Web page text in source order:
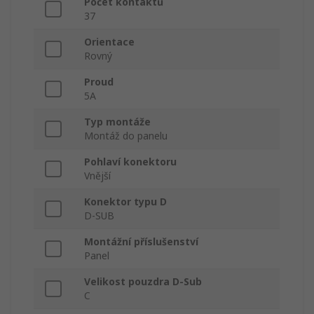
37
Orientace
Rovný
Proud
5A
Typ montáže
Montáž do panelu
Pohlaví konektoru
Vnější
Konektor typu D
D-SUB
Montážní příslušenství
Panel
Velikost pouzdra D-Sub
C